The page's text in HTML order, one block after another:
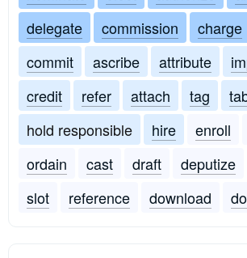
delegate
commission charge
commit
ascribe attribute
credit
refer attach tag
hold responsible
hire enroll
ordain
cast draft deputize
slot
reference download